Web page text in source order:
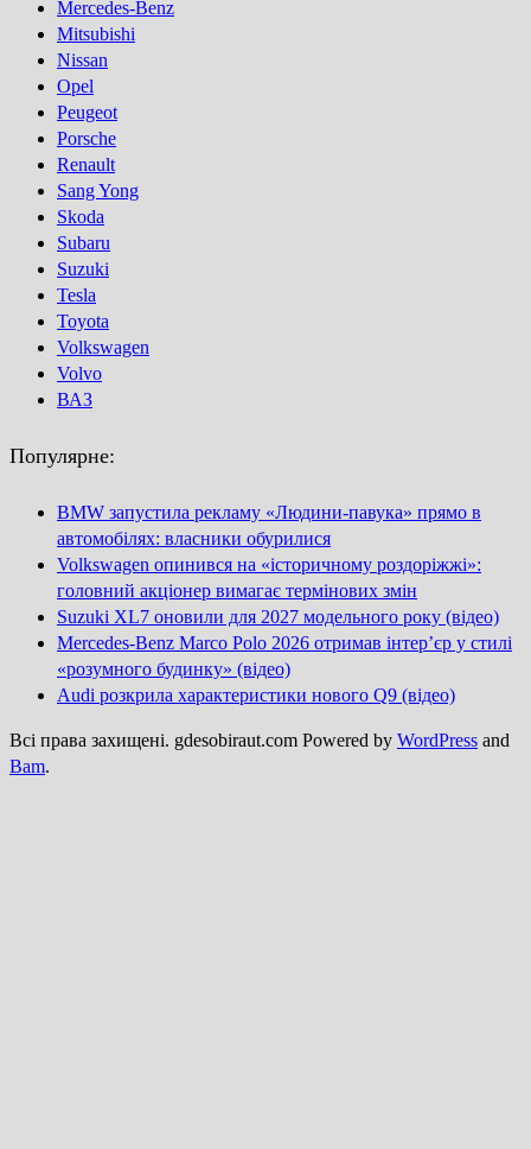
Mercedes-Benz
Mitsubishi
Nissan
Opel
Peugeot
Porsсhe
Renault
Sang Yong
Skoda
Subaru
Suzuki
Tesla
Toyota
Volkswagen
Volvo
ВАЗ
Популярне:
BMW запустила рекламу «Людини-павука» прямо в
автомобілях: власники обурилися
Volkswagen опинився на «історичному роздоріжжі»:
головний акціонер вимагає термінових змін
Suzuki XL7 оновили для 2027 модельного року (відео)
Mercedes-Benz Marco Polo 2026 отримав інтер’єр у стилі
«розумного будинку» (відео)
Audi розкрила характеристики нового Q9 (відео)
Всі права захищені. gdesobiraut.com Powered by WordPress and
Bam.